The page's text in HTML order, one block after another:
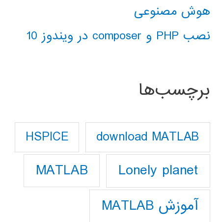
هوش مصنوعی
نصب PHP و composer در ویندوز 10
برچسب‌ها
download MATLAB
HSPICE
Lonely planet
MATLAB
آموزش MATLAB